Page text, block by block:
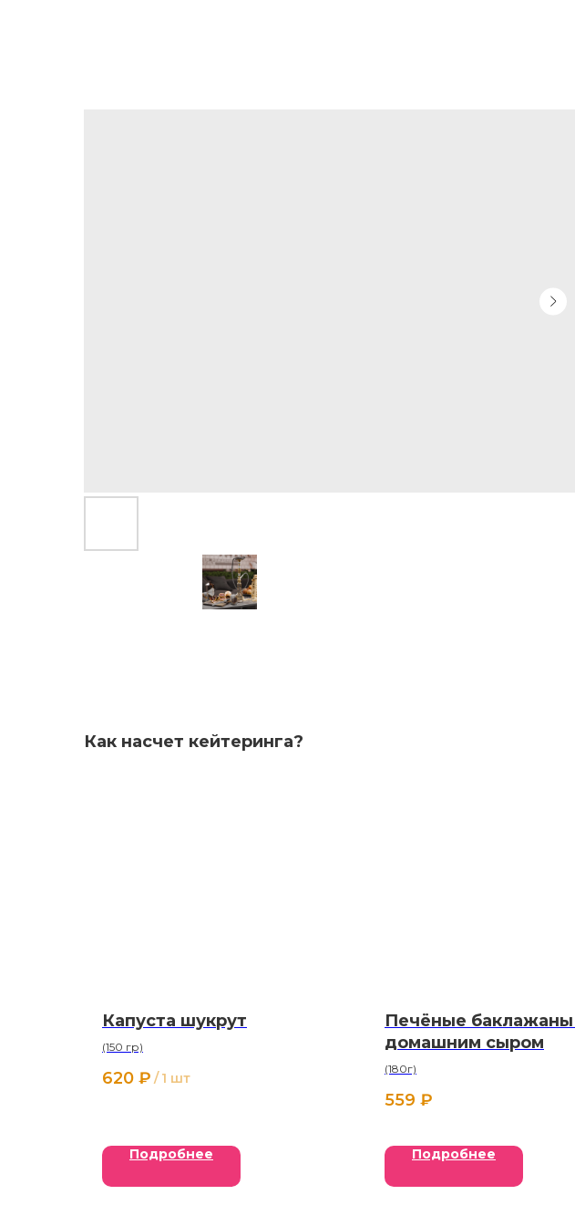
Как насчет кейтеринга?
Капуста шукрут
(150 гр)
620 ₽ / 1 шт
Подробнее
Печёные баклажаны
домашним сыром
(180г)
559 ₽
Подробнее